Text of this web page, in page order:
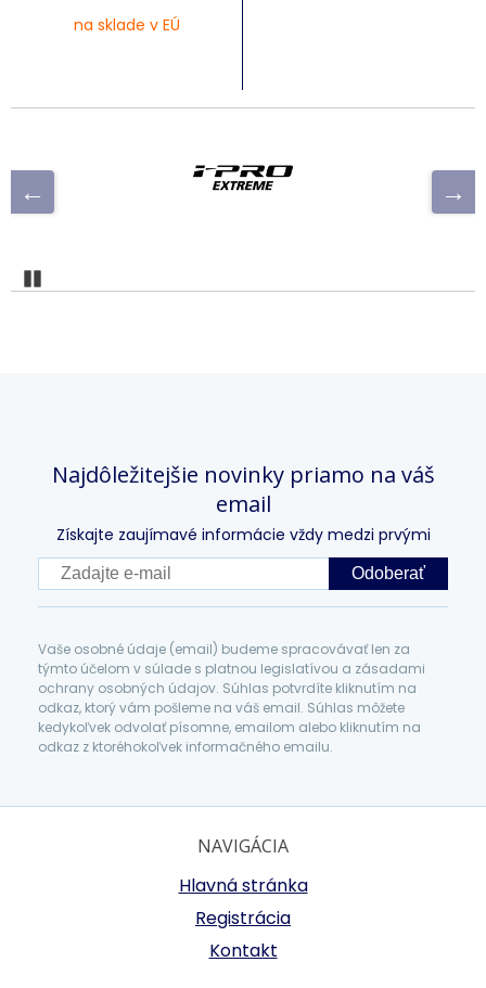
na sklade v EÚ
Najdôležitejšie novinky priamo na váš
email
Získajte zaujímavé informácie vždy medzi prvými
Odoberať
Vaše osobné údaje (email) budeme spracovávať len za
týmto účelom v súlade s platnou legislatívou a zásadami
ochrany osobných údajov. Súhlas potvrdíte kliknutím na
odkaz, ktorý vám pošleme na váš email. Súhlas môžete
kedykoľvek odvolať písomne, emailom alebo kliknutím na
odkaz z ktoréhokoľvek informačného emailu.
NAVIGÁCIA
Hlavná stránka
Registrácia
Kontakt